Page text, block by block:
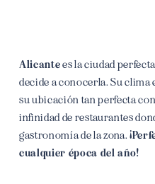
Alicantees la ciudad
decide a conocerla. Su
su ubicación tan perfecta
infinidad de restaurantes
gastronomía de la zona.
cualquier época del año!